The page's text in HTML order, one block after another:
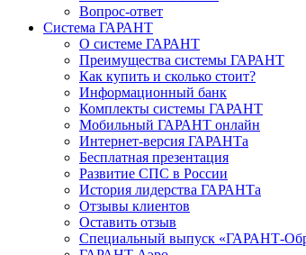
Вопрос-ответ
Система ГАРАНТ
О системе ГАРАНТ
Преимущества системы ГАРАНТ
Как купить и сколько стоит?
Информационный банк
Комплекты системы ГАРАНТ
Мобильный ГАРАНТ онлайн
Интернет-версия ГАРАНТа
Бесплатная презентация
Развитие СПС в России
История лидерства ГАРАНТа
Отзывы клиентов
Оставить отзыв
Специальный выпуск «ГАРАНТ-